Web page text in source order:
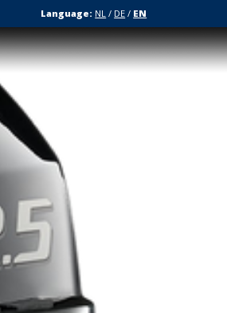
Language: NL / DE / EN